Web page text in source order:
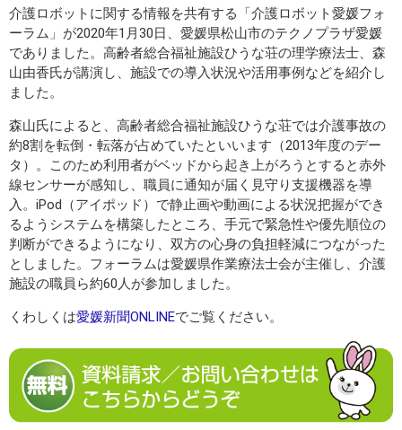
介護ロボットに関する情報を共有する「介護ロボット愛媛フォ
ーラム」が2020年1月30日、愛媛県松山市のテクノプラザ愛媛
でありました。高齢者総合福祉施設ひうな荘の理学療法士、森
山由香氏が講演し、施設での導入状況や活用事例などを紹介し
ました。
森山氏によると、高齢者総合福祉施設ひうな荘では介護事故の
約8割を転倒・転落が占めていたといいます（2013年度のデー
タ）。このため利用者がベッドから起き上がろうとすると赤外
線センサーが感知し、職員に通知が届く見守り支援機器を導
入。iPod（アイポッド）で静止画や動画による状況把握ができ
るようシステムを構築したところ、手元で緊急性や優先順位の
判断ができるようになり、双方の心身の負担軽減につながった
としました。フォーラムは愛媛県作業療法士会が主催し、介護
施設の職員ら約60人が参加しました。
くわしくは愛媛新聞ONLINEでご覧ください。